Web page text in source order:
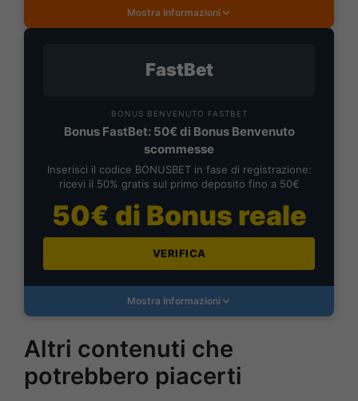
Mostra Informazioni
FastBet
BONUS BENVENUTO FASTBET
Bonus FastBet: 50€ di Bonus Benvenuto
scommesse
Inserisci il codice BONUSBET in fase di registrazione:
ricevi il 50% gratis sul primo deposito fino a 50€
50€ di Bonus reale
VERIFICA
Mostra Informazioni
Altri contenuti che
potrebbero piacerti